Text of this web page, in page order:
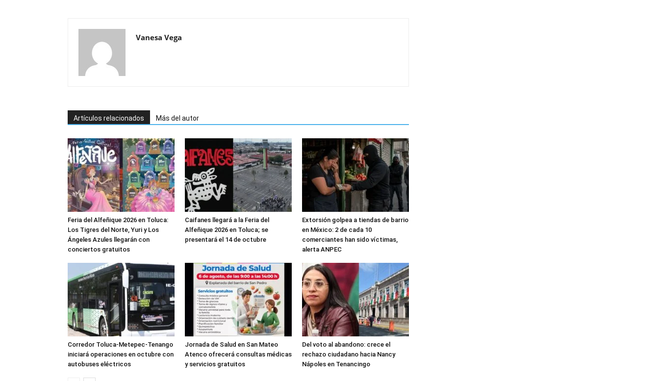
Vanesa Vega
Artículos relacionados Más del autor
Feria del Alfeñique 2026 en Toluca:
Los Tigres del Norte, Yuri y Los
Ángeles Azules llegarán con
conciertos gratuitos
Caifanes llegará a la Feria del
Alfeñique 2026 en Toluca; se
presentará el 14 de octubre
Extorsión golpea a tiendas de barrio
en México: 2 de cada 10
comerciantes han sido víctimas,
alerta ANPEC
Corredor Toluca-Metepec-Tenango
iniciará operaciones en octubre con
autobuses eléctricos
Jornada de Salud en San Mateo
Atenco ofrecerá consultas médicas
y servicios gratuitos
Del voto al abandono: crece el
rechazo ciudadano hacia Nancy
Nápoles en Tenancingo